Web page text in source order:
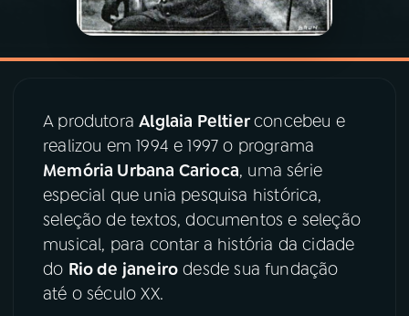
VIDEOCASTS
08PRÊMIO RÁDIO MEC
ACOMPANHE A RÁDIO MEC
YouTube Facebook
Instagram
A produtoraAlglaia Peltierconcebeu e
realizou em 1994 e 1997 o programa
Memória Urbana Carioca, uma série
especial que unia pesquisa histórica,
seleção de textos, documentos e seleção
musical, para contar a história da cidade
do Rio de janeiro desde sua fundação
até o século XX.